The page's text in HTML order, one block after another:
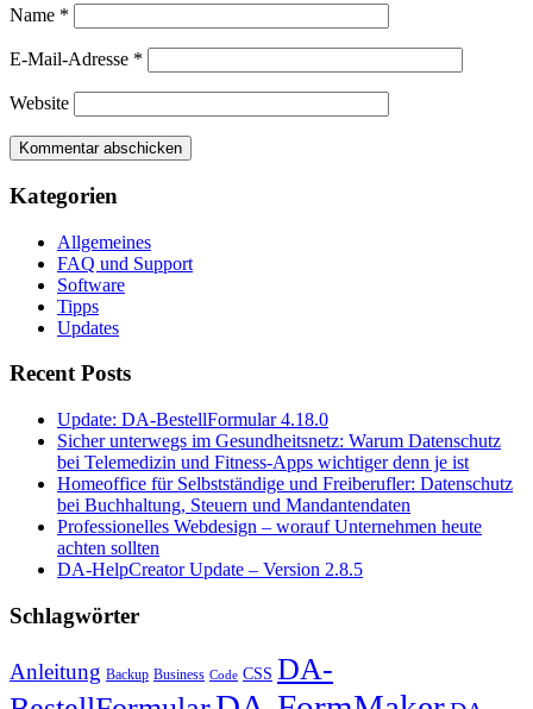
Name *
E-Mail-Adresse *
Website
Kategorien
Allgemeines
FAQ und Support
Software
Tipps
Updates
Recent Posts
Update: DA-BestellFormular 4.18.0
Sicher unterwegs im Gesundheitsnetz: Warum Datenschutz
bei Telemedizin und Fitness-Apps wichtiger denn je ist
Homeoffice für Selbstständige und Freiberufler: Datenschutz
bei Buchhaltung, Steuern und Mandantendaten
Professionelles Webdesign – worauf Unternehmen heute
achten sollten
DA-HelpCreator Update – Version 2.8.5
Schlagwörter
Anleitung Backup Business Code CSS DA-